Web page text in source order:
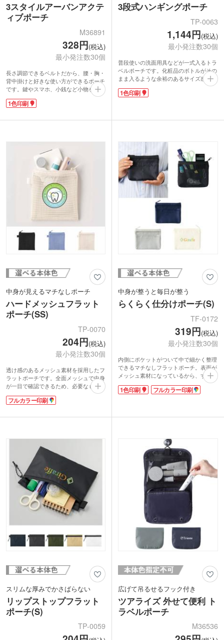
3スタイルアーバンアクテ
ィブポーチ
M36891
328円(税込)
最小発注数30個
長さ調節できるベルトだから、腰・胸・
背中掛けと好きな使い方ができるポーチ
です。鍵やスマホ、小銭など小物を持っ
て外出する時に重宝します。普段使いは
もちろん、愛犬のお散歩やご近所でのお
ト3ヵ所は全てファスナー付き。大切な
ティなどにおススメです。
1色印刷
3段式ハンギングポーチ
TP-0063
1,144円(税込)
最小発注数30個
普段使いの洗面用具などが一式入るトラ
ベルポーチです。化粧品のボトルがその
まま入るような余裕のあるサイズ感で出
張や旅行にもぴったり。上部にメッシュ
ポケットが2つ、下部はメッシュポーチ
ベルトもありスッキリ収納。前後に付い
1色でロゴや社名を印刷し、ホテルの宿
泊特典や旅行会社のキャンペーンにいか
がでしょうか。
1色印刷
中身が見えるマチなしポーチ
ハードメッシュフラット
ポーチ(SS)
TP-0070
204円(税込)
最小発注数30個
透け感のあるメッシュ素材を採用したフ
ラットポーチです。全面メッシュで中身
が一目で確認できるため、必要なものを
すぐに見つけられます。SSサイズは、
貴重品や持ち歩き用のコスメポーチなど
本体・ファスナー・ループをワンカラー
フルカラー印刷
中身が整うと毎日が整う
らくらく仕分けポーチ(S)
TF-0172
319円(税込)
最小発注数30個
内側にポケットがついて中で細かく整理
できるマチなしフラットポーチ。表面が
メッシュ素材になっているから、すぐに
取り出したい小物が見えやすいのもポイ
ント！文具やガジェット、コスメなどの
レルブランドの購入特典やキャラクター
1色印刷 フルカラー印刷
スリムな厚みでかさばらない
リップストップフラット
ポーチ(S)
TP-0059
広げて吊るせるフック付き
ツアライズ 外せて便利 ト
ラベルポーチ
M36536